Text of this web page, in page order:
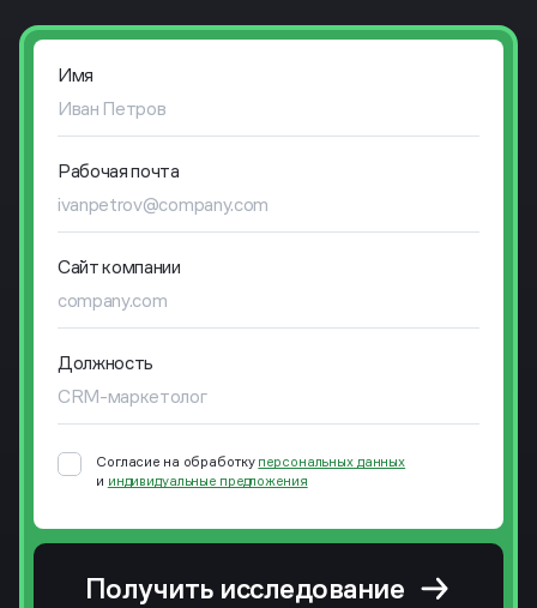
Имя
Рабочая почта
Сайт компании
Должность
Согласие на обработкуперсональных данных
и индивидуальные предложения
Получить исследование